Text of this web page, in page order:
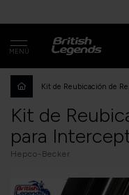
MENÚ
Kit de Reubicación de
Kit de
para
Hepco-Becker